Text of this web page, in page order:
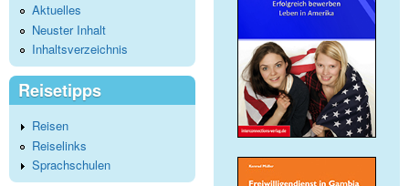
Aktuelles
Neuster Inhalt
Inhaltsverzeichnis
Reisetipps
Reisen
Reiselinks
Sprachschulen